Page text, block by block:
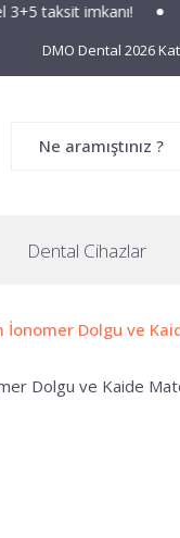
imkanı!
DMO Dental 2026
Dental Cihazlar
İonomer Dolgu ve